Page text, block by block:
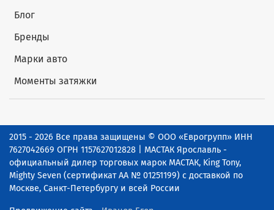
Блог
Бренды
Марки авто
Моменты затяжки
2015 - 2026 Все права защищены © ООО «Еврогрупп» ИНН
7627042669 ОГРН 1157627012828 | МАСТАК Ярославль -
официальный дилер торговых марок МАСТАК, King Tony,
Mighty Seven (сертификат АА № 01251199) с доставкой по
Москве, Санкт-Петербургу и всей России